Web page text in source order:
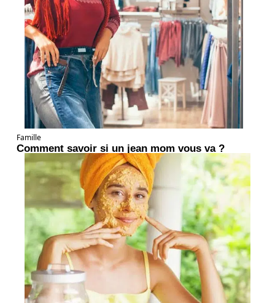
Famille
Comment savoir si un jean mom vous va ?